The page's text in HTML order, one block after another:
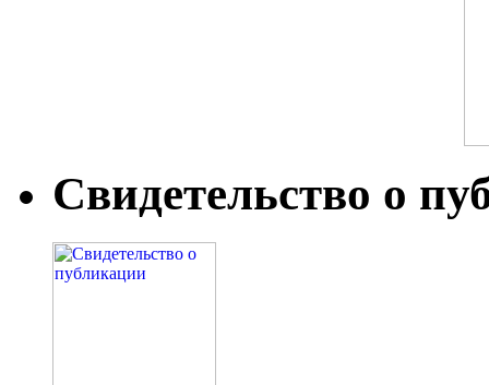
Свидетельство о